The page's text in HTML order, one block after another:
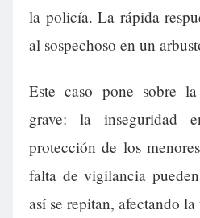
la policía. La rápida
al sospechoso en un
Este caso pone sobre
grave: la inseguridad
protección de los
falta de vigilancia
así se repitan, afectando